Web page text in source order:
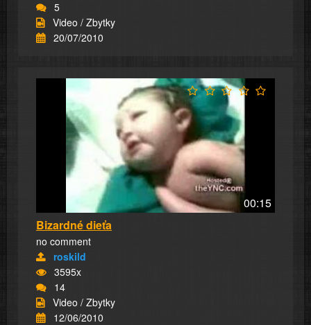
5
Video / Zbytky
20/07/2010
00:15
Bizardné dieťa
no comment
roskild
3595x
14
Video / Zbytky
12/06/2010